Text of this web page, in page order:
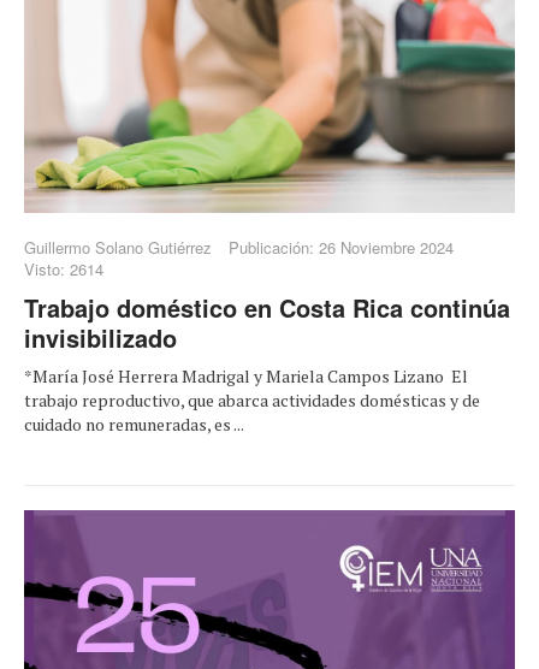
Guillermo Solano Gutiérrez
Publicación: 26 Noviembre 2024
Visto: 2614
Trabajo doméstico en Costa Rica continúa
invisibilizado
*María José Herrera Madrigal y Mariela Campos Lizano El
trabajo reproductivo, que abarca actividades domésticas y de
cuidado no remuneradas, es ...